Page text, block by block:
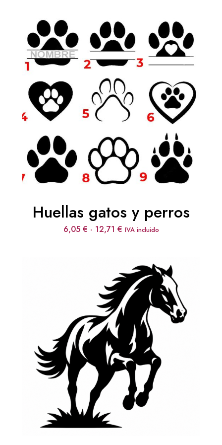
6,05 €
hasta
12,71 €
Huellas gatos y perros
6,05 € - 12,71 €Rango
desde
6,05 €
hasta
12,71 €
IVA incluido